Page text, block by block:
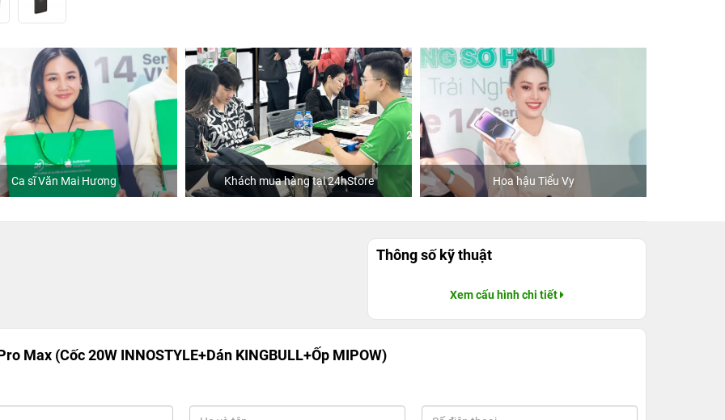
Ca sĩ Văn Mai Hương Khách mua hàng tại 24hStore Hoa hậu Tiểu Vy
Thông số kỹ thuật
Xem cấu hình chi tiết
Max (Cốc 20W INNOSTYLE+Dán KINGBULL+Ốp MIPOW)